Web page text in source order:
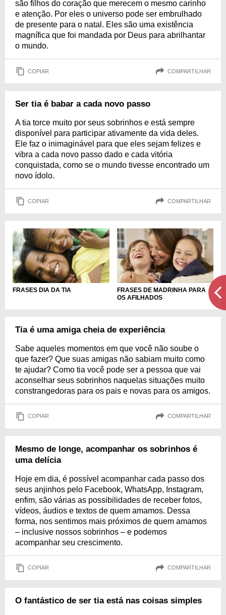
são filhos do coração que merecem o mesmo carinho
e atenção. Por eles o universo pode ser embrulhado
de presente para o natal. Eles são uma existência
magnífica que foi mandada por Deus para abrilhantar
o mundo.
COPIAR COMPARTILHAR
Ser tia é babar a cada novo passo
A tia torce muito por seus sobrinhos e está sempre
disponível para participar ativamente da vida deles.
Ele faz o inimaginável para que eles sejam felizes e
vibra a cada novo passo dado e cada vitória
conquistada, como se o mundo tivesse encontrado um
novo ídolo.
COPIAR COMPARTILHAR
FRASES DIA DA TIA
FRASES DE MADRINHA PARA
OS AFILHADOS
Tia é uma amiga cheia de experiência
Sabe aqueles momentos em que você não soube o
que fazer? Que suas amigas não sabiam muito como
te ajudar? Como tia você pode ser a pessoa que vai
aconselhar seus sobrinhos naquelas situações muito
constrangedoras para os pais e novas para os amigos.
COPIAR COMPARTILHAR
Mesmo de longe, acompanhar os sobrinhos é
uma delícia
Hoje em dia, é possível acompanhar cada passo dos
seus anjinhos pelo Facebook, WhatsApp, Instagram,
enfim, são várias as possibilidades de receber fotos,
vídeos, áudios e textos de quem amamos. Dessa
forma, nos sentimos mais próximos de quem amamos
– inclusive nossos sobrinhos – e podemos
acompanhar seu crescimento.
COPIAR COMPARTILHAR
O fantástico de ser tia está nas coisas simples